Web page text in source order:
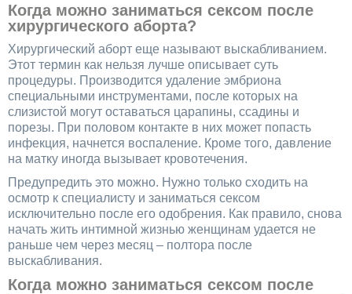
Когда можно заниматься сексом после
хирургического аборта?
Хирургический аборт еще называют выскабливанием.
Этот термин как нельзя лучше описывает суть
процедуры. Производится удаление эмбриона
специальными инструментами, после которых на
слизистой могут оставаться царапины, ссадины и
порезы. При половом контакте в них может попасть
инфекция, начнется воспаление. Кроме того, давление
на матку иногда вызывает кровотечения.
Предупредить это можно. Нужно только сходить на
осмотр к специалисту и заниматься сексом
исключительно после его одобрения. Как правило, снова
начать жить интимной жизнью женщинам удается не
раньше чем через месяц – полтора после
выскабливания.
Когда можно заниматься сексом после